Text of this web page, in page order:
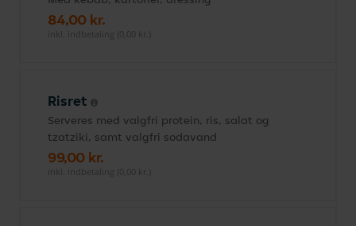
84,00 kr.
inkl. indbetaling (0,00 kr.)
Risret
Serveres med valgfri protein, ris, salat og
tzatziki, samt valgfri sodavand
99,00 kr.
inkl. indbetaling (0,00 kr.)